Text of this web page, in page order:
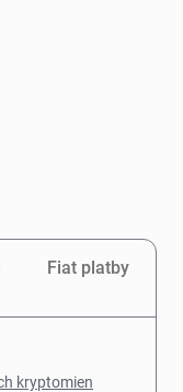
Fiat platby
kryptomien